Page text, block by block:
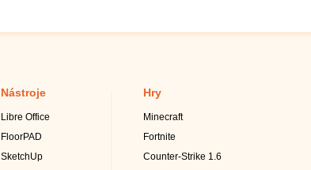
Nástroje
Libre Office
FloorPAD
SketchUp
Hry
Minecraft
Fortnite
Counter-Strike 1.6